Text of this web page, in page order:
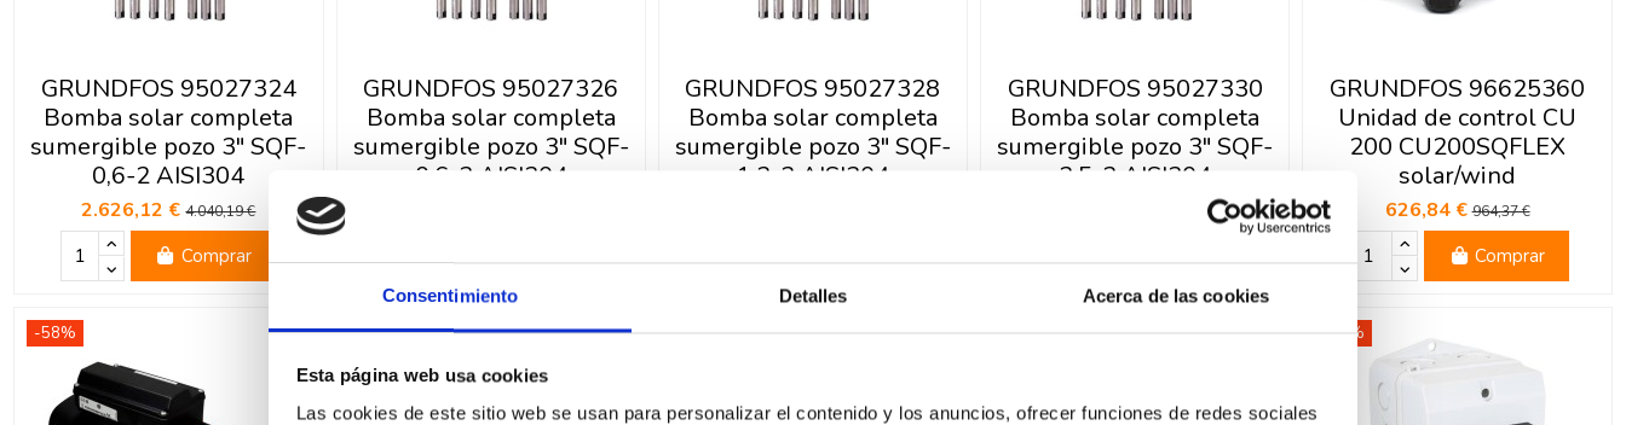
Consentimiento Detalles Acerca de las cookies
Esta página web usa cookies
Las cookies de este sitio web se usan para personalizar el contenido y los anuncios, ofrecer funciones de redes sociales
GRUNDFOS 95027324
Bomba solar completa
sumergible pozo 3" SQF-
0,6-2 AISI304
2.626,12 €4.040,19 €
Comprar
GRUNDFOS 95027326
Bomba solar completa
sumergible pozo 3" SQF-
0,6-3 AISI304
GRUNDFOS 95027328
Bomba solar completa
sumergible pozo 3" SQF-
1,2-2 AISI304
GRUNDFOS 95027330
Bomba solar completa
sumergible pozo 3" SQF-
2,5-2 AISI304
4.040,19 €
GRUNDFOS 96625360
Unidad de control CU
200 CU200SQFLEX
solar/wind
626,84 €964,37 €
Comprar
-58% -35% -58% -54,5% -35%